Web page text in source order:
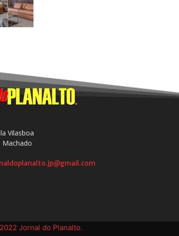
Vilasboa
Machado
Jornal do Planalto.